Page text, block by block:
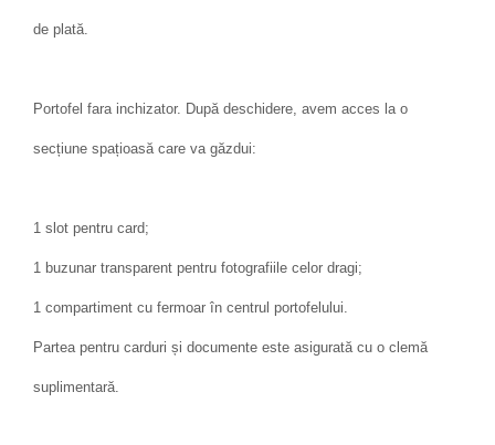
de plată.
Portofel fara inchizator. După deschidere, avem acces la o
secțiune spațioasă care va găzdui:
1 slot pentru card;
1 buzunar transparent pentru fotografiile celor dragi;
1 compartiment cu fermoar în centrul portofelului.
Partea pentru carduri și documente este asigurată cu o clemă
suplimentară.